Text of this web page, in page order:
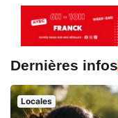
Dernières infos
Locales